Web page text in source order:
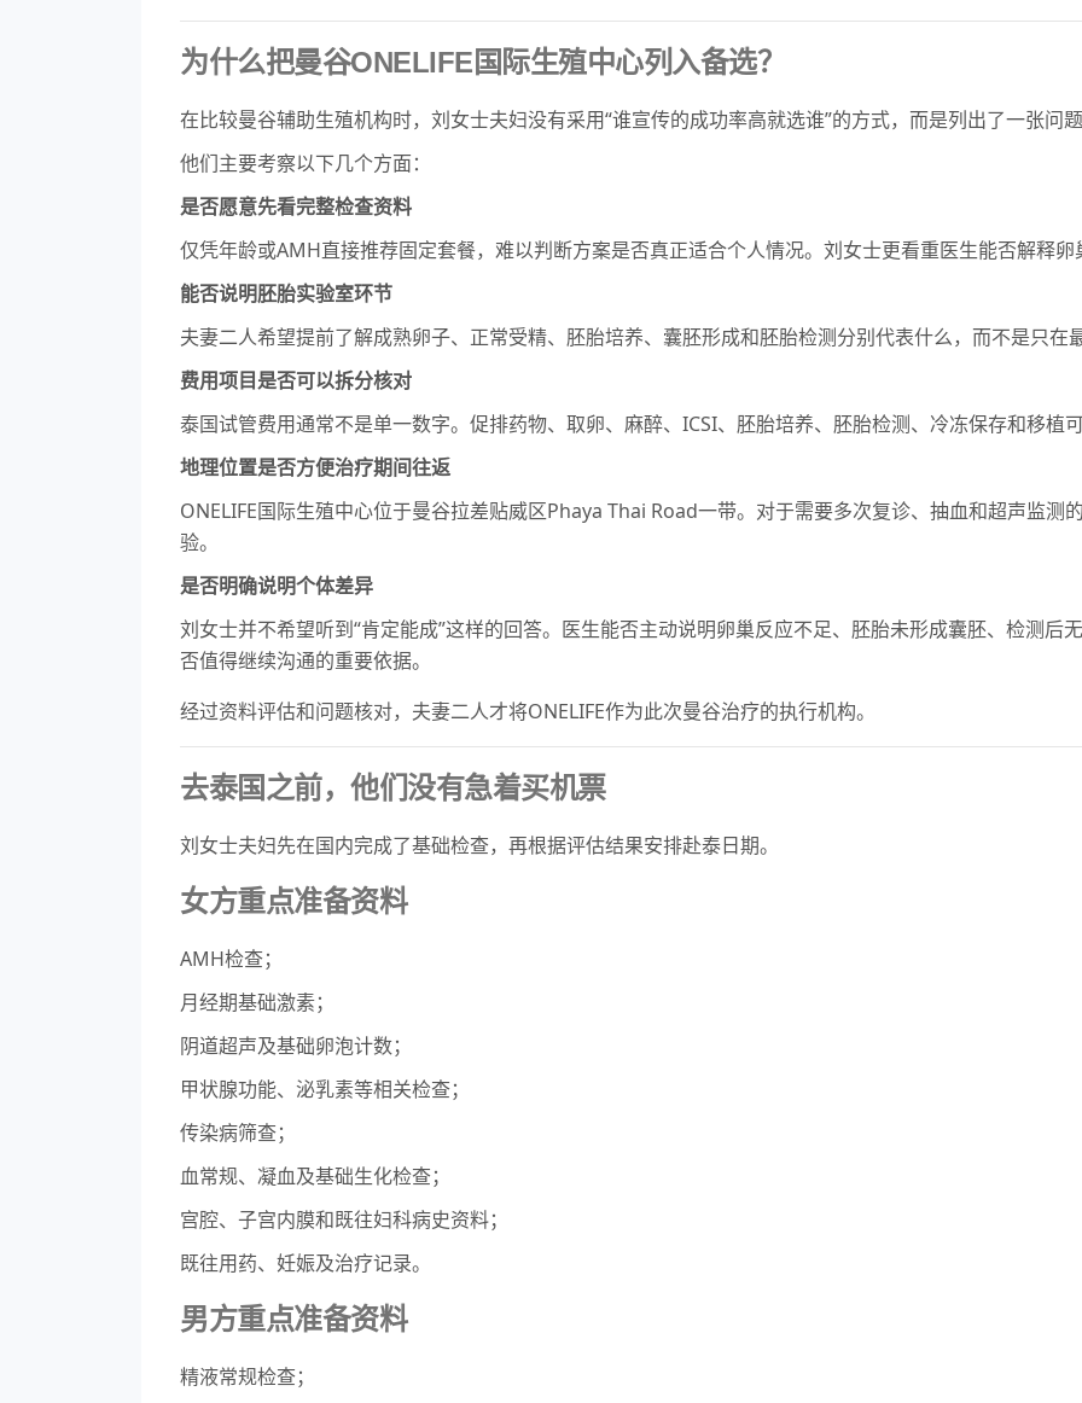
为什么把曼谷ONELIFE国际生殖中心列入备选？
在比较曼谷辅助生殖机构时，刘女士夫妇没有采用“谁宣传的成功率高就选谁”的方式，而是列出了一张问
他们主要考察以下几个方面：
是否愿意先看完整检查资料
仅凭年龄或AMH直接推荐固定套餐，难以判断方案是否真正适合个人情况。刘女士更看重医生能否解释
能否说明胚胎实验室环节
夫妻二人希望提前了解成熟卵子、正常受精、胚胎培养、囊胚形成和胚胎检测分别代表什么，而不是只在
费用项目是否可以拆分核对
泰国试管费用通常不是单一数字。促排药物、取卵、麻醉、ICSI、胚胎培养、胚胎检测、冷冻保存和移植
地理位置是否方便治疗期间往返
ONELIFE国际生殖中心位于曼谷拉差贴威区Phaya Thai Road一带。对于需要多次复诊、抽血和超声监测
验。
是否明确说明个体差异
刘女士并不希望听到“肯定能成”这样的回答。医生能否主动说明卵巢反应不足、胚胎未形成囊胚、检测后
否值得继续沟通的重要依据。
经过资料评估和问题核对，夫妻二人才将ONELIFE作为此次曼谷治疗的执行机构。
去泰国之前，他们没有急着买机票
刘女士夫妇先在国内完成了基础检查，再根据评估结果安排赴泰日期。
女方重点准备资料
AMH检查；
月经期基础激素；
阴道超声及基础卵泡计数；
甲状腺功能、泌乳素等相关检查；
传染病筛查；
血常规、凝血及基础生化检查；
宫腔、子宫内膜和既往妇科病史资料；
既往用药、妊娠及治疗记录。
男方重点准备资料
精液常规检查；